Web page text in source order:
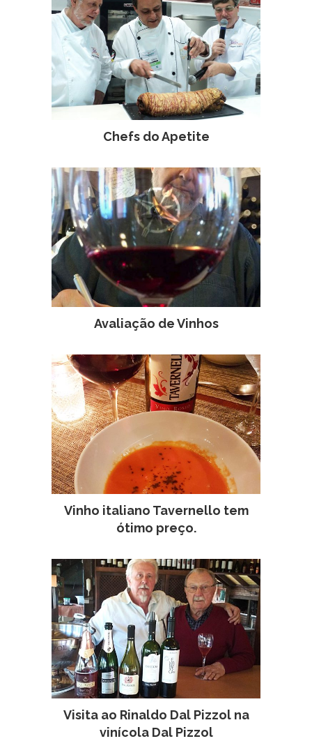
Chefs do Apetite
Avaliação de Vinhos
Vinho italiano Tavernello tem
ótimo preço.
Visita ao Rinaldo Dal Pizzol na
vinícola Dal Pizzol